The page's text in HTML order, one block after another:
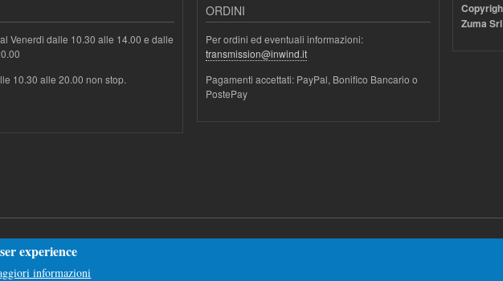
Venerdì dalle 10.30 alle 14.00 e dalle
10.30 alle 20.00 non stop.
ORDINI
Per ordini ed eventuali informazioni:
transmission@inwind.it
Pagamenti accettati: PayPal, Bonifico Bancario o
PostePay
Zuma
experience
informazioni